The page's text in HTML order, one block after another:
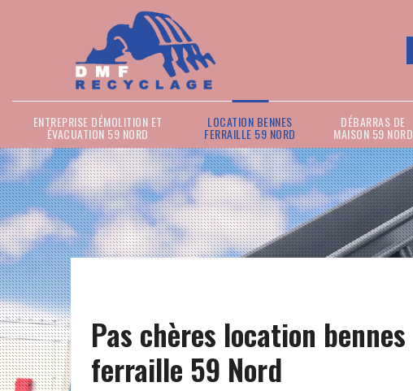
ENTREPRISE DÉMOLITION ET
ÉVACUATION 59 NORD
LOCATION BENNES
FERRAILLE 59 NORD
DÉBARRAS DE
MAISON 59 NORD
Pas chères location bennes
ferraille 59 Nord